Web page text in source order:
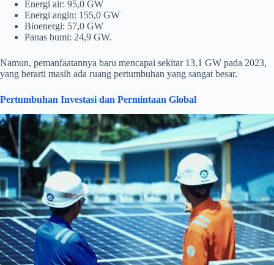
Energi air: 95,0 GW
Energi angin: 155,0 GW
Bioenergi: 57,0 GW
Panas bumi: 24,9 GW.
Namun, pemanfaatannya baru mencapai sekitar 13,1 GW pada 2023,
yang berarti masih ada ruang pertumbuhan yang sangat besar.
Pertumbuhan Investasi dan Permintaan Global